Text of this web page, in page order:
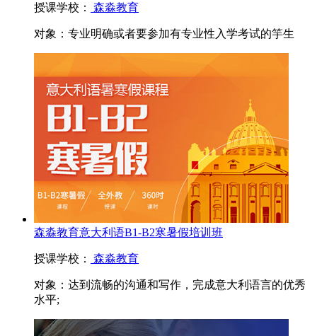
授课学校： 森淼教育
对象： 专业明确或者要参加有专业性入学考试的竽生
森淼教育意大利语B1-B2寒暑假培训班
授课学校： 森淼教育
对象： 达到流畅的沟通和写作，完成意大利语言的优秀
水平;